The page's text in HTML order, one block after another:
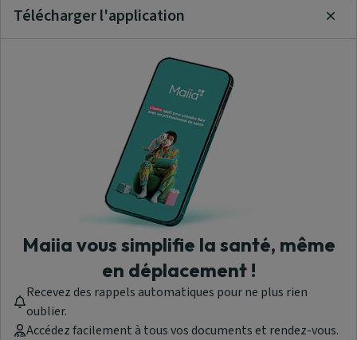
Télécharger l'application
Maiia vous simplifie la santé, même
en déplacement !
Recevez des rappels automatiques pour ne plus rien
oublier.
Accédez facilement à tous vos documents et rendez-vous.